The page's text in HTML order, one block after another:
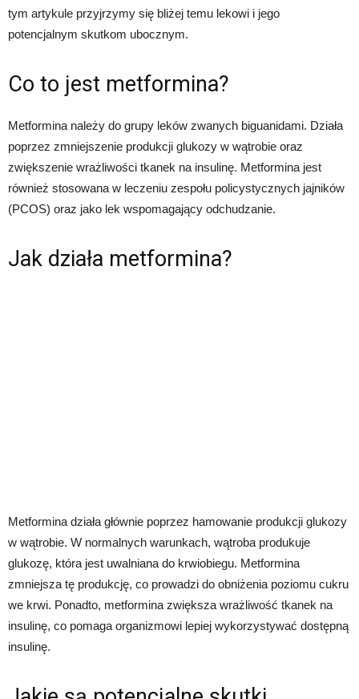
tym artykule przyjrzymy się bliżej temu lekowi i jego
potencjalnym skutkom ubocznym.
Co to jest metformina?
Metformina należy do grupy leków zwanych biguanidami. Działa
poprzez zmniejszenie produkcji glukozy w wątrobie oraz
zwiększenie wrażliwości tkanek na insulinę. Metformina jest
również stosowana w leczeniu zespołu policystycznych jajników
(PCOS) oraz jako lek wspomagający odchudzanie.
Jak działa metformina?
Metformina działa głównie poprzez hamowanie produkcji glukozy
w wątrobie. W normalnych warunkach, wątroba produkuje
glukozę, która jest uwalniana do krwiobiegu. Metformina
zmniejsza tę produkcję, co prowadzi do obniżenia poziomu cukru
we krwi. Ponadto, metformina zwiększa wrażliwość tkanek na
insulinę, co pomaga organizmowi lepiej wykorzystywać dostępną
insulinę.